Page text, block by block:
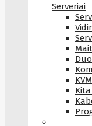
Serveriai